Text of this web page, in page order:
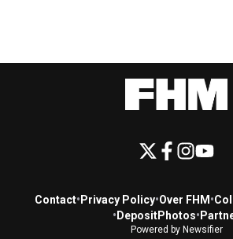
Contact• Privacy Policy•Over FHM •
• DepositPhotos•
Powered by Newsifier